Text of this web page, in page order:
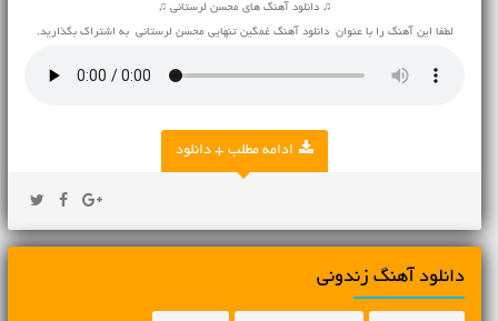
♫ دانلود آهنگ های محسن لرستانی ♫
لطفا این آهنگ را با عنوان دانلود آهنگ غمگین تنهایی محسن لرستانی به اشتراک بگذارید.
ادامه مطلب + دانلود
دانلود آهنگ زندونی